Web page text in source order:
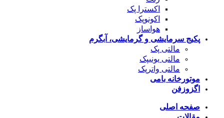
اکسترا پک
اکونوپک
هواساز
پکیج سرمایشی و گرمایشی، آبگرم
مالتی پک
مالتی یونیپک
مالتی واترپک
موتورخانه بامی
اگزوزفن
صفحه اصلی